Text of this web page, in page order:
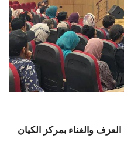
والغناء بمركز الكيان